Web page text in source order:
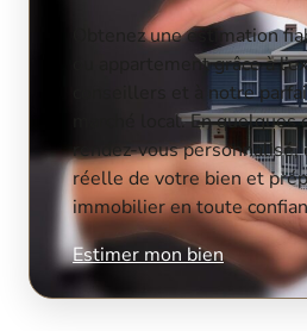
Obtenez une estimation
ou appartement grâce à
conseillers et à notre
marché local. En quelques
rendez-vous personnalisé,
réelle de votre bien et
immobilier en toute
Estimer mon bien